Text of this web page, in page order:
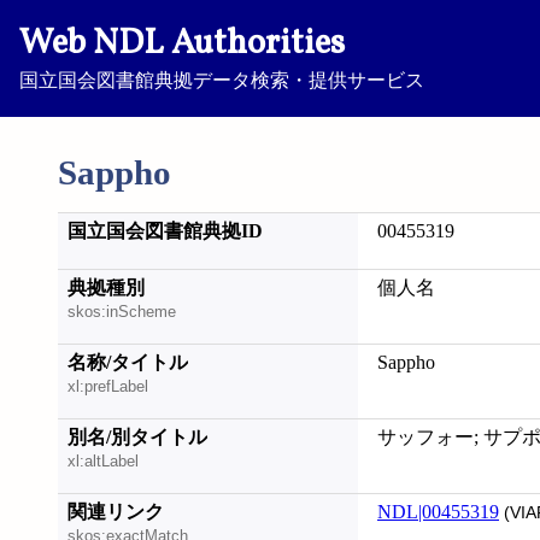
Web NDL Authorities
国立国会図書館典拠データ検索・提供サービス
Sappho
国立国会図書館典拠ID 00455319
典拠種別
skos:inScheme
個人名
名称/タイトル
xl:prefLabel
Sappho
別名/別タイトル
xl:altLabel
サッフォー; サプ
関連リンク
skos:exactMatch
NDL|00455319